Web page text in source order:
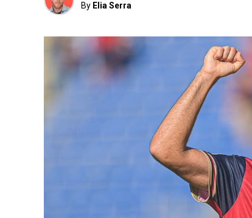
By Elia Serra